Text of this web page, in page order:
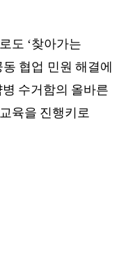
도 ‘찾아가는
협업 민원 해결에
수거함의 올바른
육을 진행키로